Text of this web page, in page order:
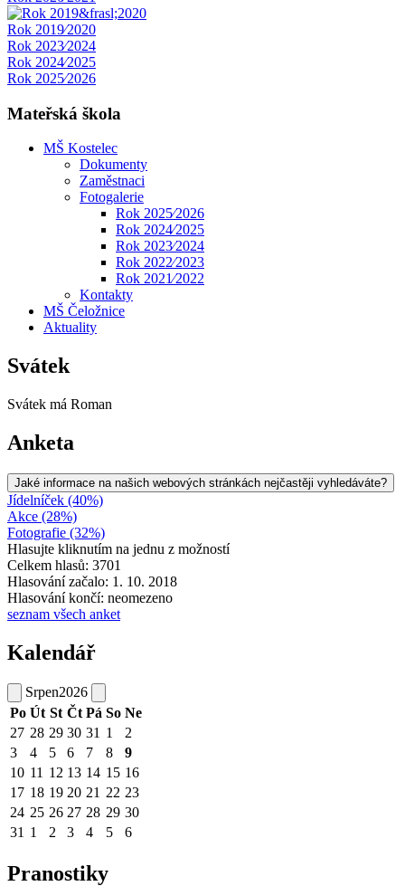
Rok 2019⁄2020
Rok 2023⁄2024
Rok 2024⁄2025
Rok 2025⁄2026
Mateřská škola
MŠ Kostelec
Dokumenty
Zaměstnaci
Fotogalerie
Rok 2025⁄2026
Rok 2024⁄2025
Rok 2023⁄2024
Rok 2022⁄2023
Rok 2021⁄2022
Kontakty
MŠ Čeložnice
Aktuality
Svátek
Svátek má Roman
Anketa
Jaké informace na našich webových stránkách nejčastěji vyhledáváte?
Jídelníček (40%)
Akce (28%)
Fotografie (32%)
Hlasujte kliknutím na jednu z možností
Celkem hlasů: 3701
Hlasování začalo: 1. 10. 2018
Hlasování končí: neomezeno
seznam všech anket
Kalendář
Srpen2026
Po Út St Čt Pá So Ne
27 28 29 30 31 1
2
3
4 5 6 7 8
9
10 11 12 13 14 15 16
17 18 19 20 21 22 23
24 25 26 27 28 29 30
31 1 2 3 4 5 6
Pranostiky